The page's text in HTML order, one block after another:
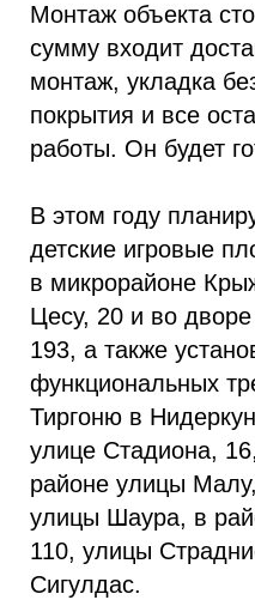
Монтаж объекта
сумму входит
монтаж, укладка
покрытия и все
работы. Он будет
В этом году
детские игровые
в микрорайоне
Цесу, 20 и во
193, а также
функциональных
Тиргоню в
улице Стадиона,
районе улицы
улицы Шаура, в
110, улицы
Сигулдас.